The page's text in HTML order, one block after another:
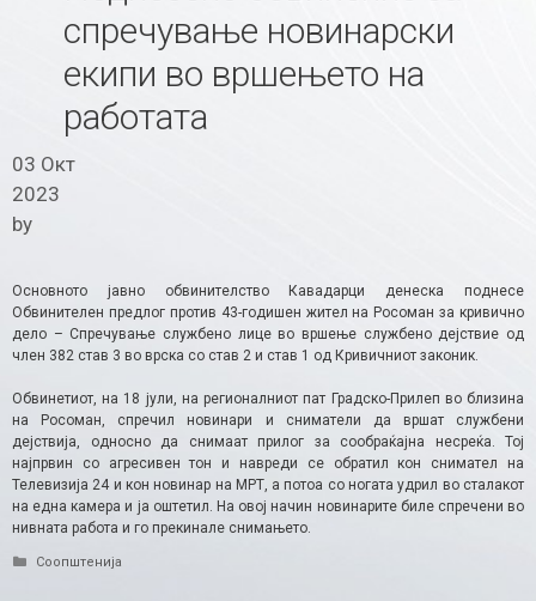
спречување новинарски
екипи во вршењето на
работата
03 Окт
2023
by
Основното јавно обвинителство Кавадарци денеска поднесе
Обвинителен предлог против 43-годишен жител на Росоман за кривично
дело – Спречување службено лице во вршење службено дејствие од
член 382 став 3 во врска со став 2 и став 1 од Кривичниот законик.
Обвинетиот, на 18 јули, на регионалниот пат Градско-Прилеп во близина
на Росоман, спречил новинари и сниматели да вршат службени
дејствија, односно да снимаат прилог за сообраќајна несреќа. Тој
најпрвин со агресивен тон и навреди се обратил кон снимател на
Телевизија 24 и кон новинар на МРТ, а потоа со ногата удрил во сталакот
на една камера и ја оштетил. На овој начин новинарите биле спречени во
нивната работа и го прекинале снимањето.
Categories
Соопштенија